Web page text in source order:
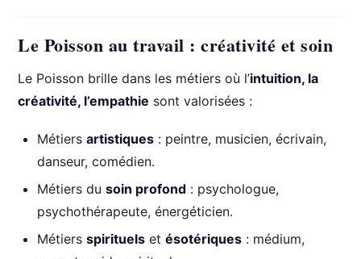
Le Poisson au travail : créativité et soin
Le Poisson brille dans les métiers où l’intuition, la
créativité, l’empathie sont valorisées :
Métiers artistiques : peintre, musicien, écrivain,
danseur, comédien.
Métiers du soin profond : psychologue,
psychothérapeute, énergéticien.
Métiers spirituels et ésotériques : médium,